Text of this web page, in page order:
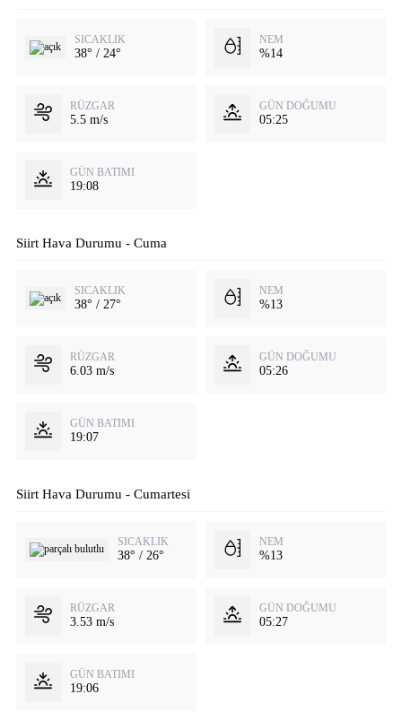
SICAKLIK
38° / 24°
NEM
%14
RÜZGAR
5.5 m/s
GÜN DOĞUMU
05:25
GÜN BATIMI
19:08
Siirt Hava Durumu - Cuma
SICAKLIK
38° / 27°
NEM
%13
RÜZGAR
6.03 m/s
GÜN DOĞUMU
05:26
GÜN BATIMI
19:07
Siirt Hava Durumu - Cumartesi
SICAKLIK
38° / 26°
NEM
%13
RÜZGAR
3.53 m/s
GÜN DOĞUMU
05:27
GÜN BATIMI
19:06